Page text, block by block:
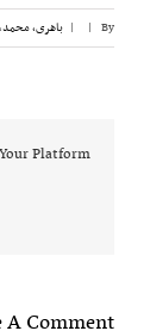
By
|
| باهری، محمد,
Platform!
A Comment